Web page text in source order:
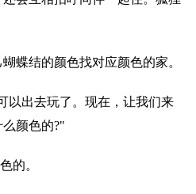
结的颜色找对应颜色的家。
出去玩了。现在，让我们来
颜色的?"
的。